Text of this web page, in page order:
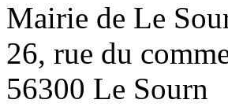
Mairie de Le
26, rue du
56300 Le Sourn